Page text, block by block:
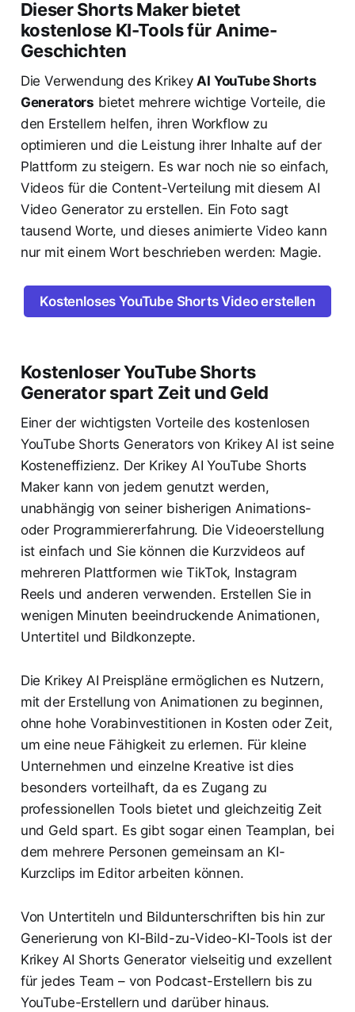
Dieser Shorts Maker bietet
kostenlose KI-Tools für Anime-
Geschichten
Die Verwendung des Krikey AI YouTube Shorts
Generators bietet mehrere wichtige Vorteile, die
den Erstellern helfen, ihren Workflow zu
optimieren und die Leistung ihrer Inhalte auf der
Plattform zu steigern. Es war noch nie so einfach,
Videos für die Content-Verteilung mit diesem AI
Video Generator zu erstellen. Ein Foto sagt
tausend Worte, und dieses animierte Video kann
nur mit einem Wort beschrieben werden: Magie.
Kostenloses YouTube Shorts Video erstellen
Kostenloser YouTube Shorts
Generator spart Zeit und Geld
Einer der wichtigsten Vorteile des kostenlosen
YouTube Shorts Generators von Krikey AI ist seine
Kosteneffizienz. Der Krikey AI YouTube Shorts
Maker kann von jedem genutzt werden,
unabhängig von seiner bisherigen Animations-
oder Programmiererfahrung. Die Videoerstellung
ist einfach und Sie können die Kurzvideos auf
mehreren Plattformen wie TikTok, Instagram
Reels und anderen verwenden. Erstellen Sie in
wenigen Minuten beeindruckende Animationen,
Untertitel und Bildkonzepte.
Die Krikey AI Preispläne ermöglichen es Nutzern,
mit der Erstellung von Animationen zu beginnen,
ohne hohe Vorabinvestitionen in Kosten oder Zeit,
um eine neue Fähigkeit zu erlernen. Für kleine
Unternehmen und einzelne Kreative ist dies
besonders vorteilhaft, da es Zugang zu
professionellen Tools bietet und gleichzeitig Zeit
und Geld spart. Es gibt sogar einen Teamplan, bei
dem mehrere Personen gemeinsam an KI-
Kurzclips im Editor arbeiten können.
Von Untertiteln und Bildunterschriften bis hin zur
Generierung von KI-Bild-zu-Video-KI-Tools ist der
Krikey AI Shorts Generator vielseitig und exzellent
für jedes Team – von Podcast-Erstellern bis zu
YouTube-Erstellern und darüber hinaus.